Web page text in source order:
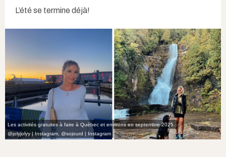
L’été se termine déjà!
Les activités gratuites à faire à Québec et environs en septembre 2025.
@jolyjolyy | Instagram @sojourd | Instagram